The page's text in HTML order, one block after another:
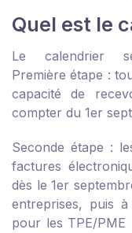
Quel est le
Le calendrier
Première étape :
capacité de
compter du 1er
Seconde étape :
factures
dès le 1er
entreprises, puis
pour les TPE/